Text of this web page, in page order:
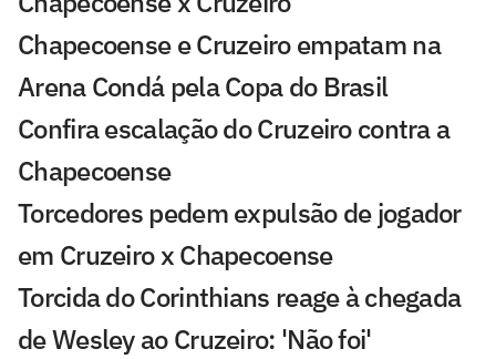
Chapecoense e Cruzeiro empatam na
Arena Condá pela Copa do Brasil
Confira escalação do Cruzeiro contra a
Chapecoense
Torcedores pedem expulsão de jogador
em Cruzeiro x Chapecoense
Torcida do Corinthians reage à chegada
de Wesley ao Cruzeiro: 'Não foi'